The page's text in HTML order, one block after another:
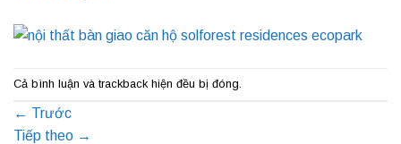
Cả bình luận và trackback hiện đều bị đóng.
← Trước
Tiếp theo →